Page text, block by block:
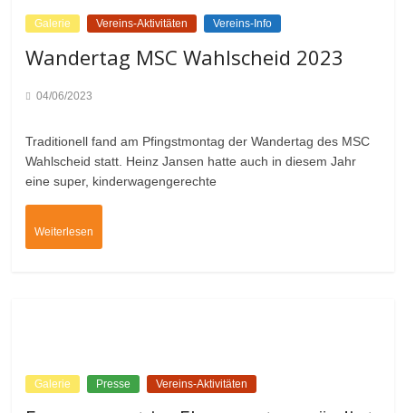
Galerie Vereins-Aktivitäten Vereins-Info
Wandertag MSC Wahlscheid 2023
04/06/2023
Traditionell fand am Pfingstmontag der Wandertag des MSC
Wahlscheid statt. Heinz Jansen hatte auch in diesem Jahr
eine super, kinderwagengerechte
Weiterlesen
Galerie Presse Vereins-Aktivitäten